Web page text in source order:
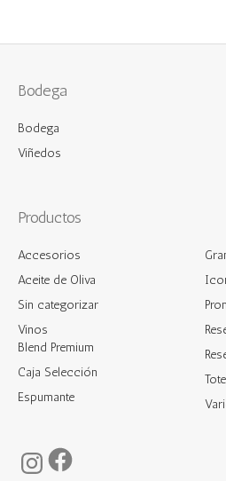
Bodega
Bodega
Viñedos
Productos
Accesorios
Aceite de Oliva
Sin categorizar
Vinos
Blend Premium
Caja Selección
Espumante
Instagram
Facebook